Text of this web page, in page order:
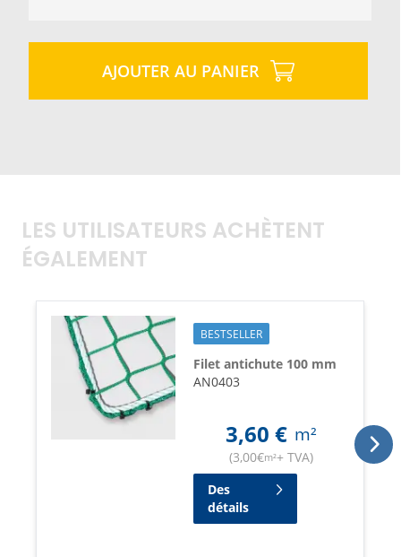
AJOUTER AU PANIER
LES UTILISATEURS ACHÈTENT
ÉGALEMENT
BESTSELLER
Filet antichute 100 mm
AN0403
3,60 € m²
(3,00€m²+ TVA)
Des
détails